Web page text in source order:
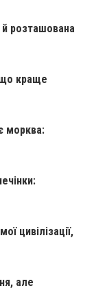
розташована
що краще
морква:
цивілізації,
але